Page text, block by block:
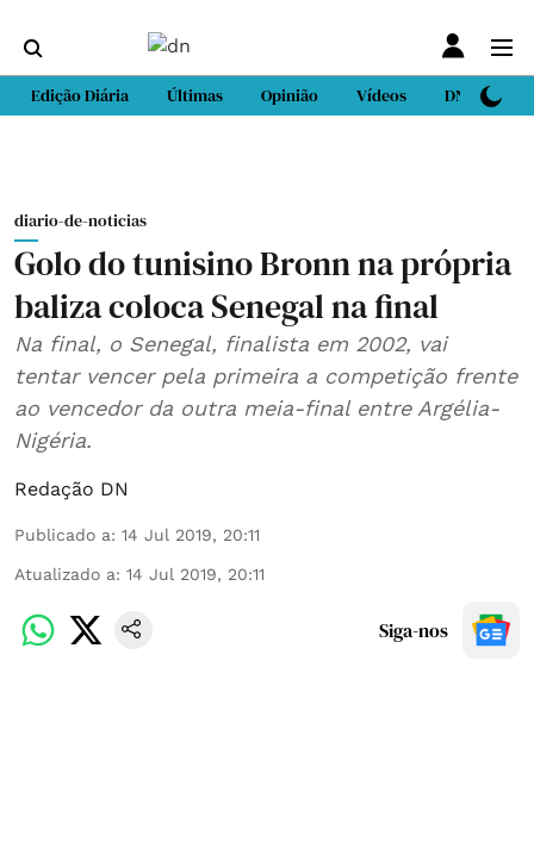
Edição Diária Últimas Opinião Vídeos DN Sport
diario-de-noticias
Golo do tunisino Bronn na própria
baliza coloca Senegal na final
Na final, o Senegal, finalista em 2002, vai
tentar vencer pela primeira a competição frente
ao vencedor da outra meia-final entre Argélia-
Nigéria.
Redação DN
Publicado a: 14 Jul 2019, 20:11
Atualizado a: 14 Jul 2019, 20:11
Siga-nos